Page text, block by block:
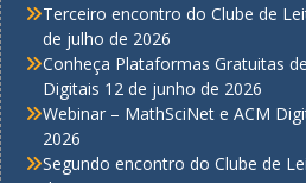
Terceiro encontro do Clube de
de julho de 2026
Conheça Plataformas Gratuitas
Digitais 12 de junho de 2026
Webinar – MathSciNet e ACM
2026
Segundo encontro do Clube de